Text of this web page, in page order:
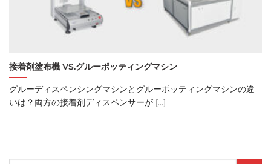
接着剤塗布機 VS.グルーポッティングマシン
グルーディスペンシングマシンとグルーポッティングマシンの違
いは？両方の接着剤ディスペンサーが [...]